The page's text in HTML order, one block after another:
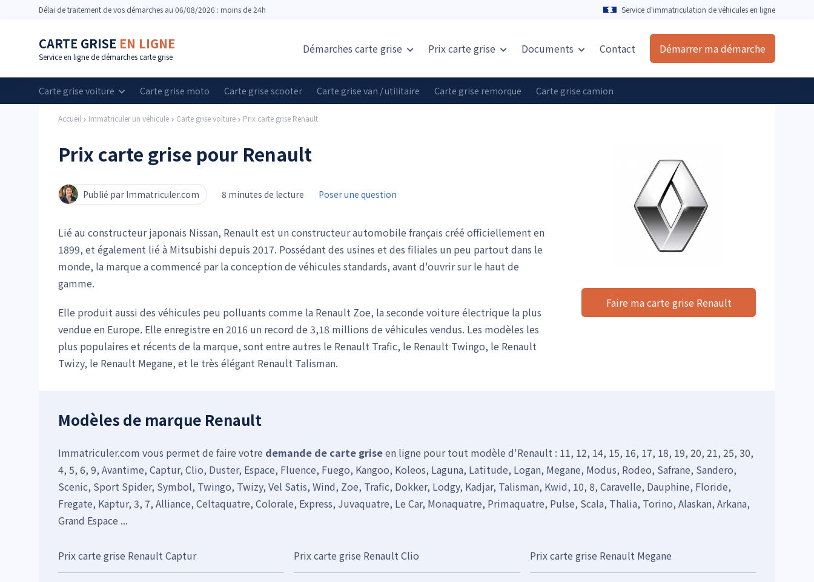
Délai de traitement de vos démarches au 06/08/2026 : moins de 24h Service d'immatriculation de véhicules en ligne
CARTE GRISE EN LIGNE
Service en ligne de démarches carte grise
Démarches carte grise Prixcarte grise Documents Contact Démarrer ma démarche
Carte grise voiture Carte grise moto Carte grise scooter Carte grise van / utilitaire Carte grise remorque Carte grise camion
Accueil Immatriculer un véhicule Carte grise voiture Prix carte grise Renault
Prix carte grise pour Renault
Publié par Immatriculer.com 8 minutes de lecture Poser une question
Lié au constructeur japonais Nissan, Renault est un constructeur automobile français créé officiellement en
1899, et également lié à Mitsubishi depuis 2017. Possédant des usines et des filiales un peu partout dans le
monde, la marque a commencé par la conception de véhicules standards, avant d'ouvrir sur le haut de
gamme.
Elle produit aussi des véhicules peu polluants comme la Renault Zoe, la seconde voiture électrique la plus
vendue en Europe. Elle enregistre en 2016 un record de 3,18 millions de véhicules vendus. Les modèles les
plus populaires et récents de la marque, sont entre autres le Renault Trafic, le Renault Twingo, le Renault
Twizy, le Renault Megane, et le très élégant Renault Talisman.
Faire ma carte grise Renault
Modèles de marque Renault
Immatriculer.com vous permet de faire votre demande de carte griseen ligne pour tout modèle d'Renault : 11, 12, 14, 15, 16, 17, 18, 19, 20, 21, 25, 30,
4, 5, 6, 9, Avantime, Captur, Clio, Duster, Espace, Fluence, Fuego, Kangoo, Koleos, Laguna, Latitude, Logan, Megane, Modus, Rodeo, Safrane, Sandero,
Scenic, Sport Spider, Symbol, Twingo, Twizy, Vel Satis, Wind, Zoe, Trafic, Dokker, Lodgy, Kadjar, Talisman, Kwid, 10, 8, Caravelle, Dauphine, Floride,
Fregate, Kaptur, 3, 7, Alliance, Celtaquatre, Colorale, Express, Juvaquatre, Le Car, Monaquatre, Primaquatre, Pulse, Scala, Thalia, Torino, Alaskan, Arkana,
Grand Espace ...
Prix carte grise Renault Captur Prix carte grise Renault Clio Prix carte grise Renault Megane